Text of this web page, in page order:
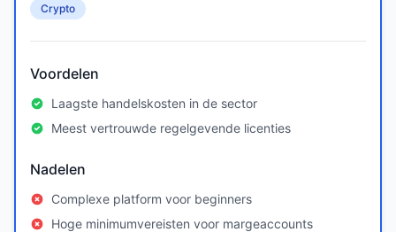
Crypto
Voordelen
Laagste handelskosten in de sector
Meest vertrouwde regelgevende licenties
Nadelen
Complexe platform voor beginners
Hoge minimumvereisten voor margeaccounts